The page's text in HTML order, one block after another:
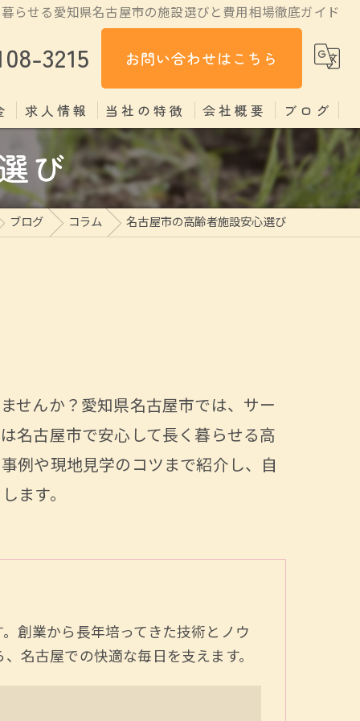
らせる愛知県名古屋市の施設選びと費用相場徹底ガイド
3215 お問い合わせはこちら
求人情報 当社の特徴
掃除
料理
会社概要 ブログ
コラム
び
ブログ コラム 名古屋市の高齢者施設安心選び
せんか？愛知県名古屋市では、サー
名古屋市で安心して長く暮らせる高
例や現地見学のコツまで紹介し、自
ます。
創業から長年培ってきた技術とノウ
名古屋での快適な毎日を支えます。